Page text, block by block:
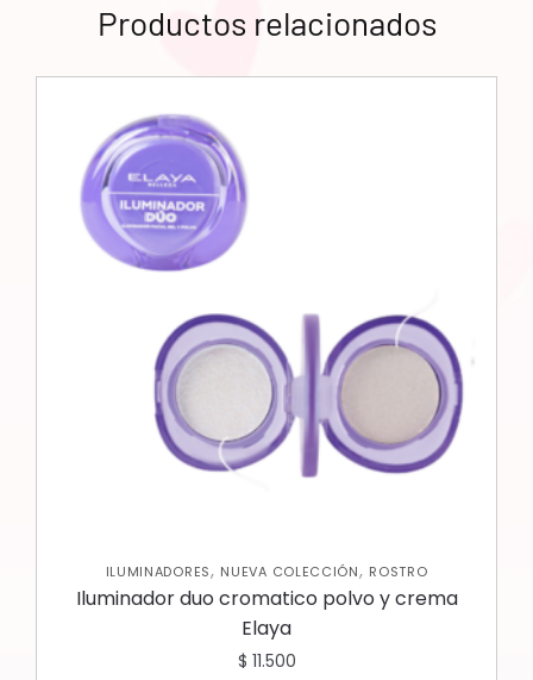
Productos relacionados
ILUMINADORES, NUEVA COLECCIÓN, ROSTRO
Iluminador duo cromatico polvo y crema
Elaya
$ 11.500